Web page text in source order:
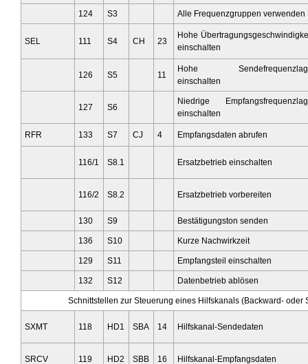
124 S3 Alle Frequenzgruppen verwenden
SEL 111 S4 CH 23
Hohe
einschalten
126 S5 11
Hohe
einschalten
127 S6
Niedrige
einschalten
RFR 133 S7 CJ 4 Empfangsdaten abrufen
116/1 S8.1 Ersatzbetrieb einschalten
116/2 S8.2 Ersatzbetrieb vorbereiten
130 S9 Bestätigungston senden
136 S10 Kurze Nachwirkzeit
129 S11 Empfangsteil einschalten
132 S12 Datenbetrieb ablösen
Schnittstellen zur Steuerung eines Hilfskanals (Backward- oder
SXMT 118 HD1 SBA 14 Hilfskanal-Sendedaten
SRCV 119 HD2 SBB 16 Hilfskanal-Empfangsdaten